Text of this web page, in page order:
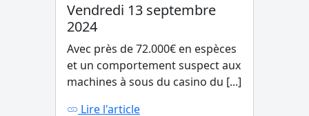
Vendredi 13 septembre
2024
Avec près de 72.000€ en espèces
et un comportement suspect aux
machines à sous du casino du [...]
Lire l'article